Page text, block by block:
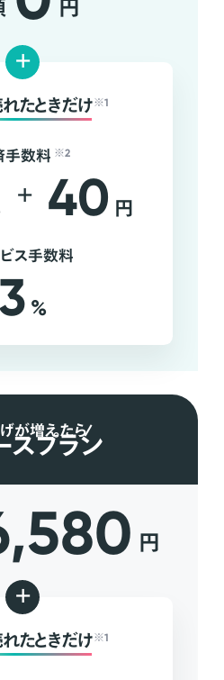
円
+
たときだけ ※1
手数料 ※2
+ 40 円
ス手数料
3 %
が増えたら
スプラン
円
+
たときだけ ※1